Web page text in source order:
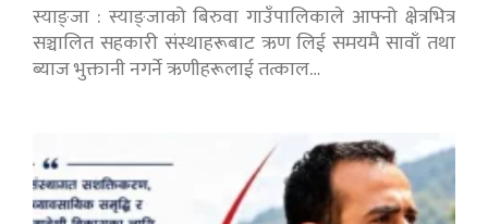
स्याङ्जा : स्याङ्जाको बिरुवा गाउँपालिकाले आफ्नो क्षेत्रभित्र
सञ्चालित सहकारी संस्थाहरूबाट ऋण लिई समयमै सावाँ तथा
ब्याज भुक्तानी नगर्ने ऋणीहरूलाई तत्काल…